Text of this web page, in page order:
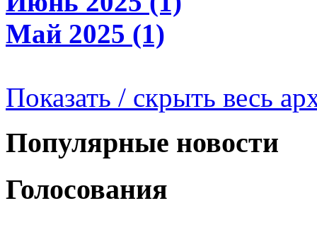
Май 2025 (1)
Показать / скрыть весь
Популярные новости
Голосования